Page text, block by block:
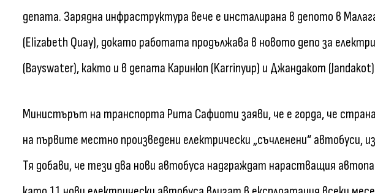
депата. Зарядна инфраструктура вече е инсталирана в депото в
(Elizabeth Quay), докато работата продължава в новото депо за
(Bayswater), както и в депата Каринюп (Karrinyup) и Джандакот
Министърът на транспорта Рита Сафиоти заяви, че е горда, че
на първите местно произведени електрически „съчленени“ автобуси,
Тя добави, че тези два нови автобуса надграждат нарастващия